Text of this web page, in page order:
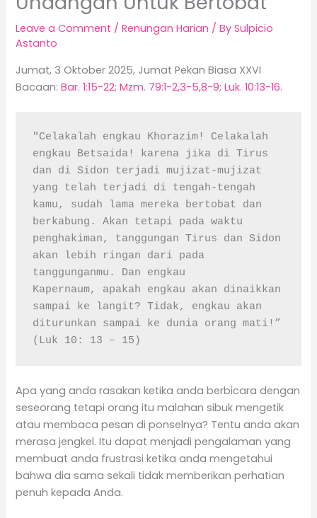
Leave a Comment /Renungan Harian / BySulpicio
Astanto
Jumat, 3 Oktober 2025, Jumat Pekan Biasa XXVI
Bacaan:Bar. 1:15-22;Mzm. 79:1-2,3-5,8-9;Luk. 10:13-16.
"Celakalah engkau Khorazim! Celakalah
engkau Betsaida! karena jika di Tirus
dan di Sidon terjadi mujizat-mujizat
yang telah terjadi di tengah-tengah
kamu, sudah lama mereka bertobat dan
berkabung. Akan tetapi pada waktu
penghakiman, tanggungan Tirus dan Sidon
akan lebih ringan dari pada
tanggunganmu. Dan engkau
Kapernaum, apakah engkau akan dinaikkan
sampai ke langit? Tidak, engkau akan
diturunkan sampai ke dunia orang mati!”
(Luk 10: 13 – 15)
Apa yang anda rasakan ketika anda berbicara dengan
seseorang tetapi orang itu malahan sibuk mengetik
atau membaca pesan di ponselnya? Tentu anda akan
merasa jengkel. Itu dapat menjadi pengalaman yang
membuat anda frustrasi ketika anda mengetahui
bahwa dia sama sekali tidak memberikan perhatian
penuh kepada Anda.